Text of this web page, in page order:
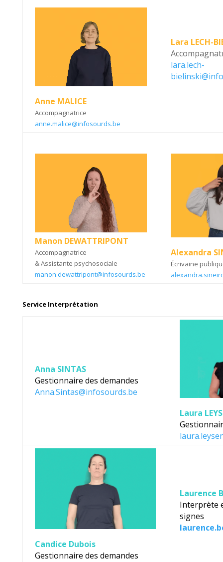
Anne MALICE
Accompagnatrice
anne.malice@infosourds.be
Lara LECH-
lara.lech-
Manon DEWATTRIPONT
Accompagnatrice
& Assistante psychosociale
manon.dewattripont@infosourds.be
Alexandra
Écrivaine
Service Interprétation
Anna SINTAS
Gestionnaire des demandes
Anna.Sintas@infosourds.be
Laura
Candice Dubois
Gestionnaire des demandes
Laurence
Interprète
signes